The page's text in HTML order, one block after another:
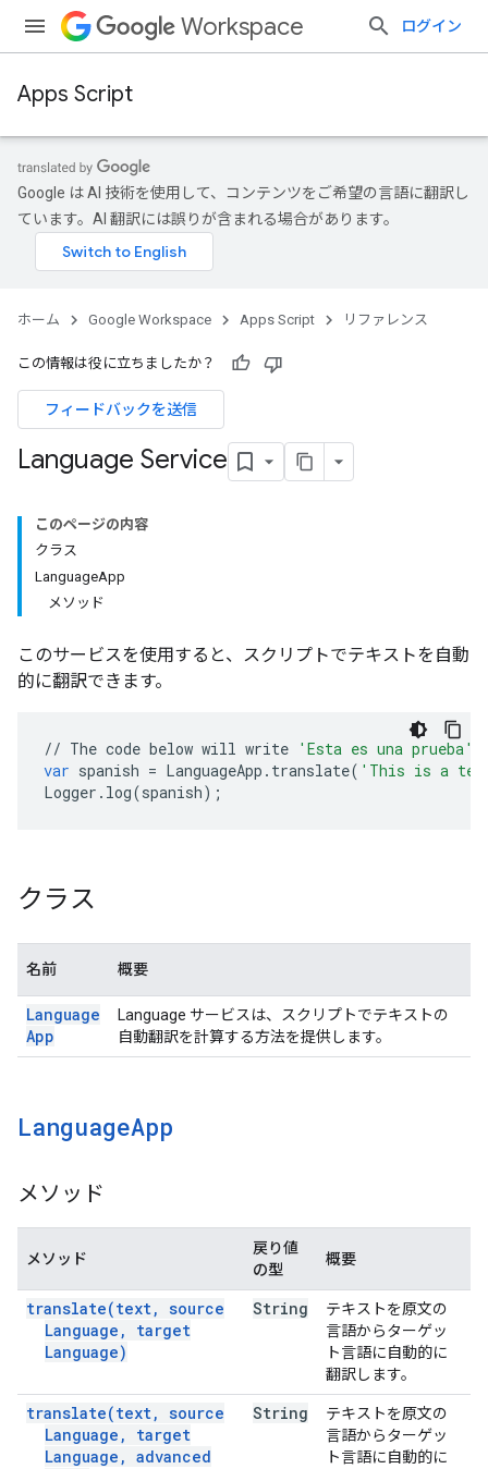
Workspace ログイン
Apps Script
Google は AI 技術を使用して、コンテンツをご希望の言語に翻訳し
ています。AI 翻訳には誤りが含まれる場合があります。
ホーム Google Workspace Apps Script リファレンス
この情報は役に立ちましたか？
フィードバックを送信
Language Service
このページの内容
クラス
LanguageApp
メソッド
このサービスを使用すると、スクリプトでテキストを自動
的に翻訳できます。
// The code below will write 'Esta es una prueba'
var spanish = LanguageApp . translate( 'This is a
Logger . log(spanish);
クラス
名前 概要
Language
App
Language サービスは、スクリプトでテキストの
自動翻訳を計算する方法を提供します。
LanguageApp
メソッド
メソッド
戻り値
の型
概要
translate(text, source
Language ,
target
Language)
String
テキストを原文の
言語からターゲッ
ト言語に自動的に
翻訳します。
translate(text, source
Language ,
target
Language , advanced
String
テキストを原文の
言語からターゲッ
ト言語に自動的に